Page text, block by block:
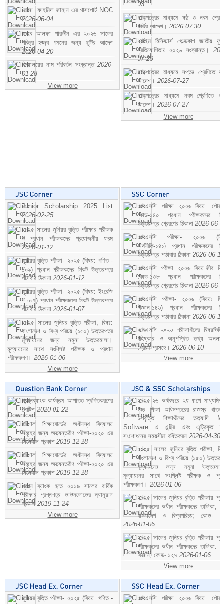
মোসা: ফাহমিদা জাহান এর পাসপোর্ট NOC
2026-06-04
জনাব আলফা পারভীন এর ২০২৬ সালের
পবিত্র হজ্জ্ব গমনের জন্য ছুটির আদেশ
2026-04-20
বিদ্যালয়ের নাম পরিবর্তন সংক্রান্ত 2026-
01-28
View more
03
ছাড়পত্রের মাধ্যমে ষষ্ঠ ও নবম
ভর্তির আদেশ। 2026-07-30
প্রাইম মিনিস্টার্স গোল্ডকাপ জাতীয়
প্রতিযোগিতায় ২০২৬ সংক্রান্ত।
07-29
ছাড়পত্রের মাধ্যমে সপ্তম শ্রেণিতে
আদেশ। 2026-07-27
ছাড়পত্রের মাধ্যমে নবম শ্রেণিতে
আদেশ। 2026-07-27
View more
Junior Scholarship 2025 List
2026-02-25
২০২৫ সালের জুনিয়র বৃত্তি পরীক্ষার পরীক্ষক
ও প্রধান পরীক্ষকদের প্রয়োজনীয় ফরম
2026-01-12
জুনিয়র বৃত্তি পরীক্ষা- ২০২৫ (বিষয়: গণিত -
১০৯) প্রধান পরীক্ষকদের নিকট উত্তরপত্র
পাঠাবার ঠিকানা 2026-01-12
জুনিয়র বৃত্তি পরীক্ষা- ২০২৫ (বিষয়: ইংরেজি
- ১০৭) প্রধান পরীক্ষকদের নিকট উত্তরপত্র
পাঠাবার ঠিকানা 2026-01-07
২০২৫ সালের জুনিয়র বৃত্তি পরীক্ষা, বিষয়:
বাংলাদেশ ও বিশ্ব পরিচয় (১৫০) উত্তরপত্র
মূল্যায়নের জন্য নমুনা উত্তরমালা।
মূল্যায়নের সাথে সংশ্লিষ্ট পরীক্ষক ও প্রধান
পরীক্ষকগণ। 2026-01-06
View more
এসএসসি পরীক্ষা ২০২৬ বিষয়:
কোড-১৪০ প্রধান পরীক্ষকদের
উত্তরপত্র প্রেরণের ঠিকানা 2026-
এসএসসি পরীক্ষা- ২০২৬
অর্থনীতি-১৪১) প্রধান পরীক্ষকদের
উত্তরপত্র পাঠাবার ঠিকানা 2026-06-
এসএসসি পরীক্ষা ২০২৬ বিষয়:জীব
কোড-১৩৮ প্রধান পরীক্ষকদের
উত্তরপত্র প্রেরণের ঠিকানা 2026-
এসএসসি পরীক্ষা- ২০২৬ (বিষয়ঃ
বিজ্ঞান-১৪৬) প্রধান পরীক্ষকদের
উত্তরপত্র পাঠাবার ঠিকানা 2026-06-
এসএসসি ২০২৬ পরীক্ষার্থীদের
বহিষ্কার ও অনুপস্থিত তথ্য
প্রেরণ প্রসঙ্গে। 2026-06-10
View more
প্রশ্নব্যাংক কার্যক্রম আপাতত স্থগিতকরণের
নোটিশ 2020-01-22
বরিশাল শিক্ষাবোর্ডের অধীনস্থ বিদ্যালয়
সমূহের জন্য অভ্যন্তরীণ পরীক্ষা-২০২০ এর
সিলেবাস প্রকাশ 2019-12-28
বরিশাল শিক্ষাবোর্ডের অধীনস্থ বিদ্যালয়
সমূহের জন্য অভ্যন্তরীণ পরীক্ষা-২০২০ এর
সিলেবাস প্রকাশ 2019-12-28
প্রশ্ন ব্যাংক হতে ২০১৯ সালের বার্ষিক
পরীক্ষার প্রশ্নপত্র ডাউনলোডের ম্যানুয়াল
প্রকাশ 2019-11-24
View more
২০২৫-২৬ অর্থবছরে ২য় ধাপে
উচ্চ শিক্ষা অধিদপ্তরের রাজস্ব
উপবৃত্তি শিক্ষার্থীদের তত্যাদি
Software এ এন্ট্রি এবং এন্ট্রিকৃত
সংশোধনের সময়সীমা বর্ধিতকরন 2026-04-30
২০২৫ সালের জুনিয়র বৃত্তি পরীক্ষা,
বাংলাদেশ ও বিশ্ব পরিচয় (১৫০)
মূল্যায়নের জন্য নমুনা
মূল্যায়নের সাথে সংশ্লিষ্ট পরীক্ষক ও
পরীক্ষকগণ। 2026-01-06
২০২৫ সালের জুনিয়র বৃত্তি পরীক্ষায়
পরীক্ষকদের অধীন পরীক্ষকদের তালিকা,
বাংলাদেশ ও বিশ্বপরিচয়; কোড-
2026-01-06
২০২৫ সালের জুনিয়র বৃত্তি পরীক্ষায়
পরীক্ষকদের অধীন পরীক্ষকদের তালিকা,
বিজ্ঞান; কোড- ১২৭ 2026-01-06
View more
জুনিয়র বৃত্তি পরীক্ষা- ২০২৫ (বিষয়: গণিত -
এসএসসি পরীক্ষা ২০২৬ বিষয়: